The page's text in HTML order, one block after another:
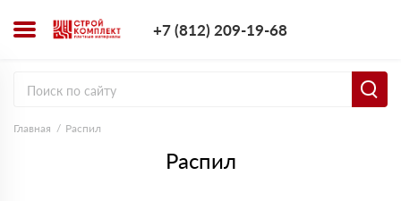
+7 (812) 209-19-68
Главная Распил
Распил